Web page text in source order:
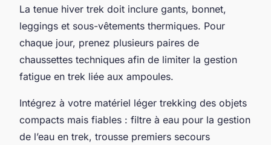
La tenue hiver trek doit inclure gants, bonnet,
leggings et sous-vêtements thermiques. Pour
chaque jour, prenez plusieurs paires de
chaussettes techniques afin de limiter la gestion
fatigue en trek liée aux ampoules.
Intégrez à votre matériel léger trekking des objets
compacts mais fiables : filtre à eau pour la gestion
de l’eau en trek, trousse premiers secours